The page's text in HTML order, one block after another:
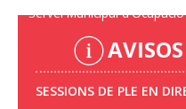
Servei Municipal d'Ocupació
AVISOS
SESSIONS DE PLE EN